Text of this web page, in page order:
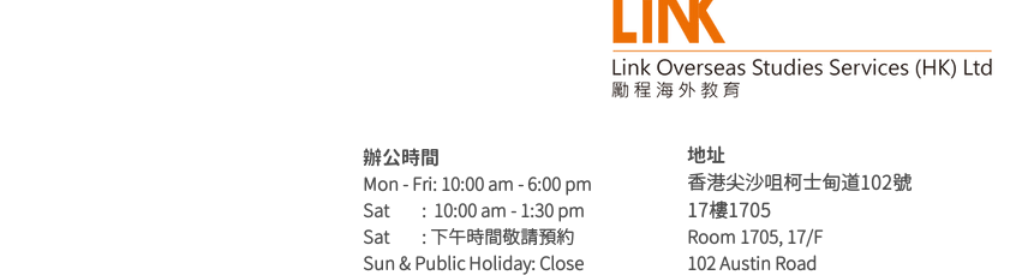
辦公時間
Mon - Fri: 10:00 am - 6:00 pm
Sat : 10:00 am - 1:30 pm
​Sat : 下午時間敬請預約
Sun & Public Holiday: Close
地址
香港尖沙咀柯士甸道102號
​17樓1705
Room 1705, 17/F
102 Austin Road